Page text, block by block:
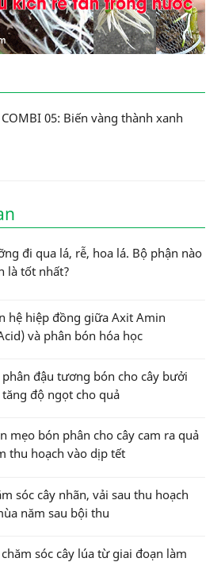
05: Biến vàng thành xanh
đi qua lá, rễ, hoa lá. Bộ phận nào
là tốt nhất?
hệ hiệp đồng giữa Axit Amin
và phân bón hóa học
đậu tương bón cho cây bưởi
độ ngọt cho quả
mẹo bón phân cho cây cam ra quả
thu hoạch vào dịp tết
sóc cây nhãn, vải sau thu hoạch
năm sau bội thu
sóc cây lúa từ giai đoạn làm